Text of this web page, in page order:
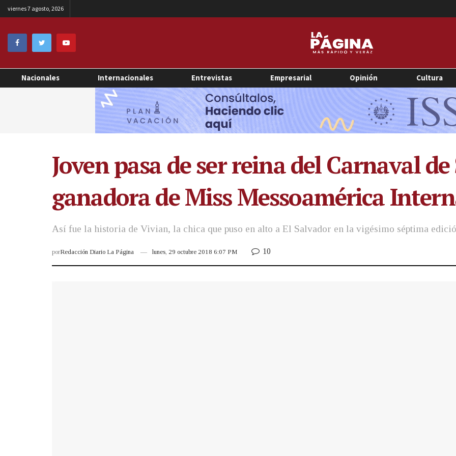
viernes 7 agosto, 2026
Nacionales Internacionales Entrevistas Empresarial Opinión Cultura
Joven pasa de ser reina del Carnaval
ganadora de Miss Messoamérica
Así fue la historia de Vivian, la chica que puso en alto a El Salvador en la vigésimo séptima
porRedacción Diario La Página lunes, 29 octubre 2018 6:07 PM 10